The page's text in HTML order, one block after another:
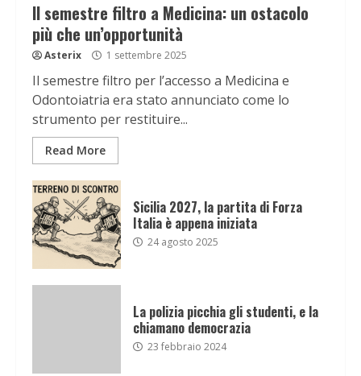
Il semestre filtro a Medicina: un ostacolo
più che un’opportunità
Asterix 1 settembre 2025
Il semestre filtro per l’accesso a Medicina e
Odontoiatria era stato annunciato come lo
strumento per restituire...
Read More
Sicilia 2027, la partita di Forza
Italia è appena iniziata
24 agosto 2025
La polizia picchia gli studenti, e la
chiamano democrazia
23 febbraio 2024